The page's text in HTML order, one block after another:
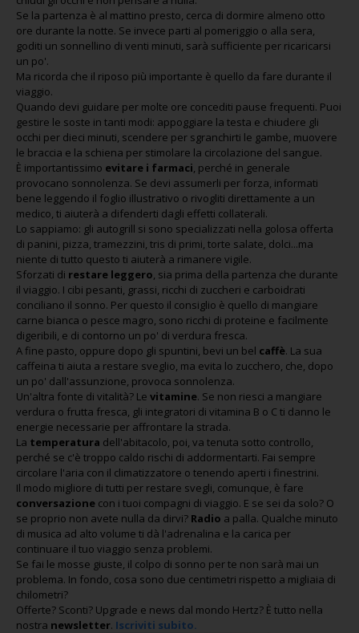
Se la partenza è al mattino presto, cerca di dormire almeno otto
ore durante la notte. Se invece parti al pomeriggio o alla sera,
goditi un sonnellino di venti minuti, sarà sufficiente per ricaricarsi
un po'.
Ma ricorda che il riposo più importante è quello da fare durante il
viaggio.
Quando devi guidare per molte ore concediti pause frequenti. Puoi
gestire le soste in tanti modi: appoggiare la testa e chiudere gli
occhi per dieci minuti, scendere per sgranchirti le gambe, muovere
le braccia e la schiena per stimolare la circolazione del sangue.
È importantissimo evitare i farmaci, perché in generale
provocano sonnolenza. Se devi assumerli per forza, informati
bene leggendo il foglio illustrativo o rivogliti direttamente a un
medico, ti aiuterà a difenderti dagli effetti collaterali.
Lo sappiamo: gli autogrill si sono specializzati nella golosa offerta
di panini, pizza, tramezzini, tris di primi, torte salate, dolci...ma
niente di tutto questo ti aiuterà a rimanere vigile.
Sforzati di restare leggero, sia prima della partenza che durante
il viaggio. I cibi pesanti, grassi, ricchi di zuccheri e carboidrati
conciliano il sonno. Per questo il consiglio è quello di mangiare
carne bianca o pesce magro, sono ricchi di proteine e facilmente
digeribili, e di contorno un po' di verdura fresca.
A fine pasto, oppure dopo gli spuntini, bevi un bel caffè. La sua
caffeina ti aiuta a restare sveglio, ma evita lo zucchero, che, dopo
un po' dall'assunzione, provoca sonnolenza.
Un'altra fonte di vitalità? Le vitamine. Se non riesci a mangiare
verdura o frutta fresca, gli integratori di vitamina B o C ti danno le
energie necessarie per affrontare la strada.
La temperatura dell'abitacolo, poi, va tenuta sotto controllo,
perché se c'è troppo caldo rischi di addormentarti. Fai sempre
circolare l'aria con il climatizzatore o tenendo aperti i finestrini.
Il modo migliore di tutti per restare svegli, comunque, è fare
conversazione con i tuoi compagni di viaggio. E se sei da solo? O
se proprio non avete nulla da dirvi? Radio a palla. Qualche minuto
di musica ad alto volume ti dà l'adrenalina e la carica per
continuare il tuo viaggio senza problemi.
Se fai le mosse giuste, il colpo di sonno per te non sarà mai un
problema. In fondo, cosa sono due centimetri rispetto a migliaia di
chilometri?
Offerte? Sconti? Upgrade e news dal mondo Hertz? È tutto nella
nostra newsletter. Iscriviti subito.